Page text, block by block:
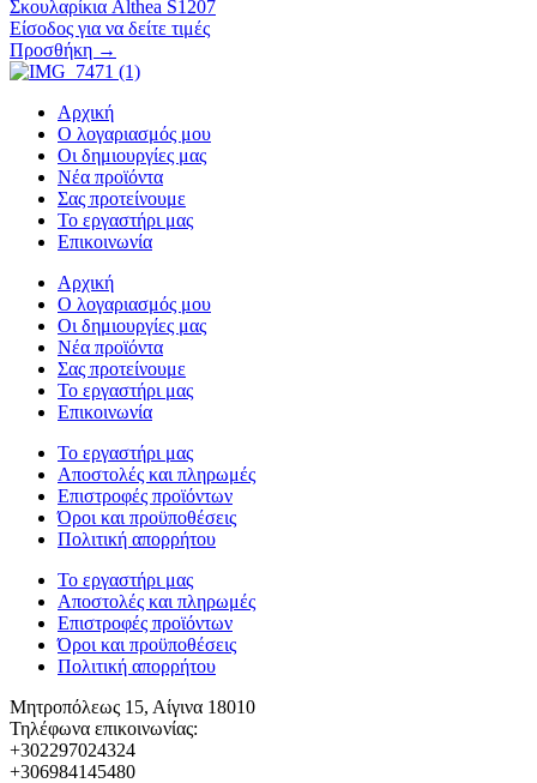
Σκουλαρίκια Althea S1207
Είσοδος για να δείτε τιμές
Προσθήκη →
Αρχική
Ο λογαριασμός μου
Οι δημιουργίες μας
Νέα προϊόντα
Σας προτείνουμε
Το εργαστήρι μας
Επικοινωνία
Αρχική
Ο λογαριασμός μου
Οι δημιουργίες μας
Νέα προϊόντα
Σας προτείνουμε
Το εργαστήρι μας
Επικοινωνία
Το εργαστήρι μας
Αποστολές και πληρωμές
Επιστροφές προϊόντων
Όροι και προϋποθέσεις
Πολιτική απορρήτου
Το εργαστήρι μας
Αποστολές και πληρωμές
Επιστροφές προϊόντων
Όροι και προϋποθέσεις
Πολιτική απορρήτου
Μητροπόλεως 15, Αίγινα 18010
Τηλέφωνα επικοινωνίας:
+302297024324
+306984145480